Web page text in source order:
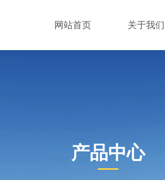
网站首页 关于我们
产品中心